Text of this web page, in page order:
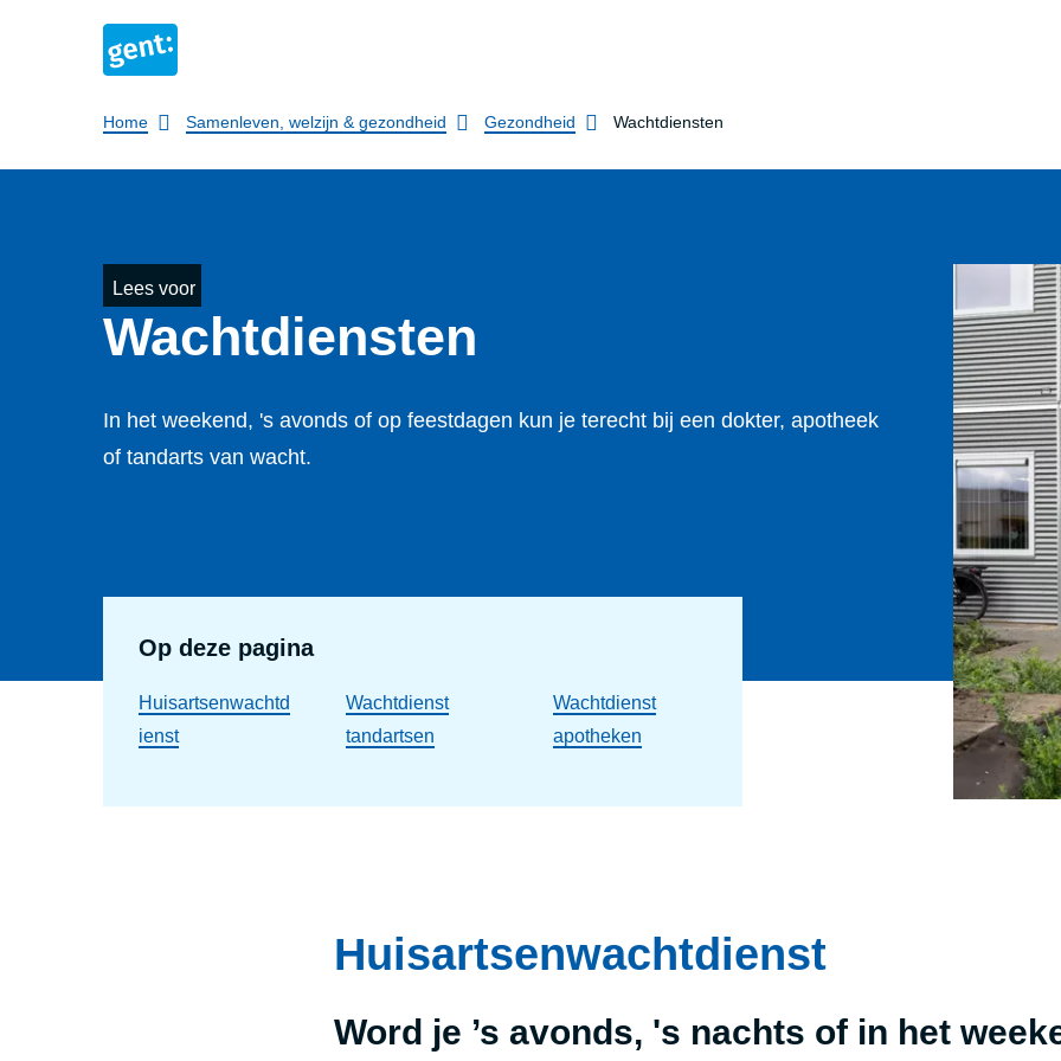
Breadcrumb
Home Samenleven, welzijn & gezondheid Gezondheid Wachtdiensten
Lees voor
Wachtdiensten
In het weekend, 's avonds of op feestdagen kun je terecht bij een dokter, apotheek
of tandarts van wacht.
Op deze pagina
Huisartsenwachtd
ienst
Wachtdienst
tandartsen
Wachtdienst
apotheken
Huisartsenwachtdienst
Word je ’s avonds, 's nachts of in het